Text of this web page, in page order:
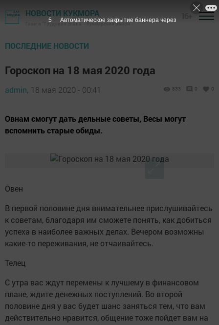
НОВОСТИ КУКМОРА
Газета "Трудовая слава" - Кукморский район
ПОСЛЕДНИЕ НОВОСТИ
Гороскоп на 18 мая 2020 года
admin, 18 мая 2020 - 00:41 833 0 0
Овнам смогут дать дельные советы, Весы могут
вспомнить старые обиды.
Овен
В первой половине дня внимательнее прислушивайтесь
к советам, благодаря им сможете понять, как добиться
успеха в наиболее важных делах. Вечером возможны
какие-то переживания, не отчаивайтесь.
Телец
С утра вас ждут перемены к лучшему в финансовом
плане, ждите денежных поступлений. Во второй
половине дня у вас будет шанс заняться тем, что вам
действительно нравится, общение тоже пойдет вам на
4 Автоматическое закрытие баннера через